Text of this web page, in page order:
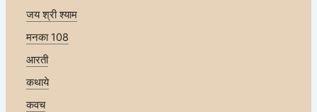
जय श्री श्याम
मनका 108
आरती
कथाये
कवच